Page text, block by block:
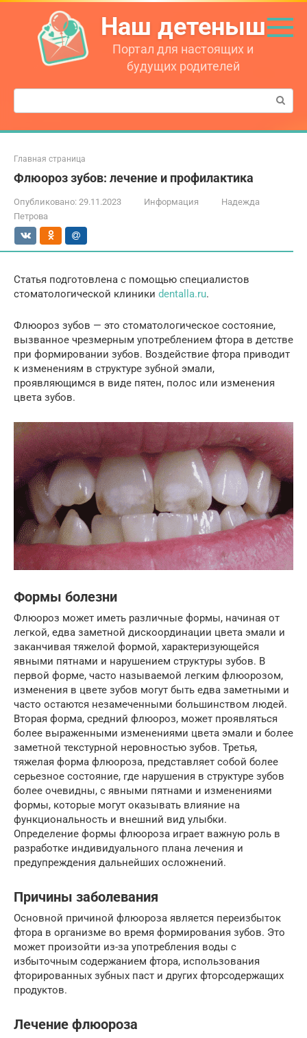
Перейти
контенту
Наш детеныш
Портал для настоящих и
будущих родителей
Поиск:
Главная страница
Флюороз зубов: лечение и профилактика
Опубликовано: 29.11.2023 Информация
Надежда
Петрова
Статья подготовлена с помощью специалистов
стоматологической клиники dentalla.ru.
Флюороз зубов — это стоматологическое состояние,
вызванное чрезмерным употреблением фтора в детстве
при формировании зубов. Воздействие фтора приводит
к изменениям в структуре зубной эмали,
проявляющимся в виде пятен, полос или изменения
цвета зубов.
Формы болезни
Флюороз может иметь различные формы, начиная от
легкой, едва заметной дискоординации цвета эмали и
заканчивая тяжелой формой, характеризующейся
явными пятнами и нарушением структуры зубов. В
первой форме, часто называемой легким флюорозом,
изменения в цвете зубов могут быть едва заметными и
часто остаются незамеченными большинством людей.
Вторая форма, средний флюороз, может проявляться
более выраженными изменениями цвета эмали и более
заметной текстурной неровностью зубов. Третья,
тяжелая форма флюороза, представляет собой более
серьезное состояние, где нарушения в структуре зубов
более очевидны, с явными пятнами и изменениями
формы, которые могут оказывать влияние на
функциональность и внешний вид улыбки.
Определение формы флюороза играет важную роль в
разработке индивидуального плана лечения и
предупреждения дальнейших осложнений.
Причины заболевания
Основной причиной флюороза является переизбыток
фтора в организме во время формирования зубов. Это
может произойти из-за употребления воды с
избыточным содержанием фтора, использования
фторированных зубных паст и других фторсодержащих
продуктов.
Лечение флюороза